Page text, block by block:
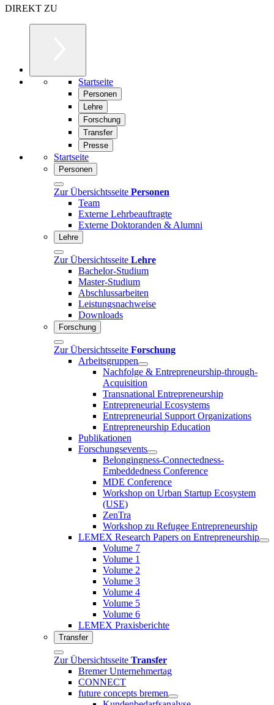
DIREKT ZU
Startseite
Personen
Lehre
Forschung
Transfer
Presse
Startseite
Personen
Zur Übersichtsseite Personen
Team
Externe Lehrbeauftragte
Externe Doktoranden & Alumni
Lehre
Zur Übersichtsseite Lehre
Bachelor-Studium
Master-Studium
Abschlussarbeiten
Leistungsnachweise
Downloads
Forschung
Zur Übersichtsseite Forschung
Arbeitsgruppen
Nachfolge & Entrepreneurship-through-
Acquisition
Transnational Entrepreneurship
Entrepreneurial Ecosystems
Entrepreneurial Support Organizations
Entrepreneurship Education
Publikationen
Forschungsevents
Belongingness-Connectedness-
Embeddedness Conference
MDE Conference
Workshop on Urban Startup Ecosystem
(USE)
ZenTra
Workshop zu Refugee Entrepreneurship
LEMEX Research Papers on Entrepreneurship
Volume 7
Volume 1
Volume 2
Volume 3
Volume 4
Volume 5
Volume 6
LEMEX Praxisberichte
Transfer
Zur Übersichtsseite Transfer
Bremer Unternehmertag
CONNECT
future concepts bremen